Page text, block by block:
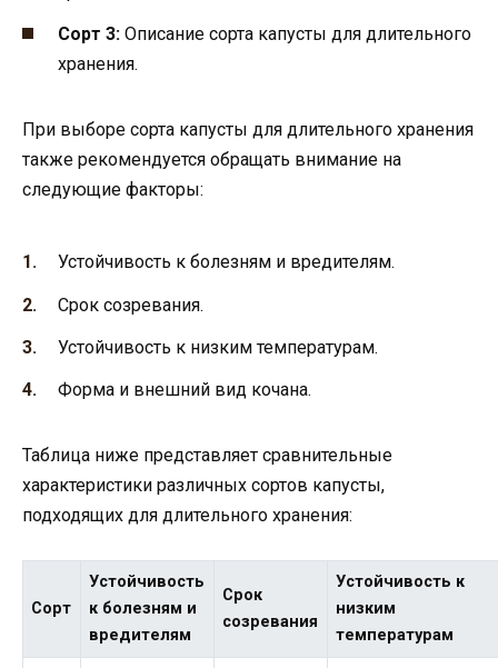
Сорт 3: Описание сорта капусты для длительного
хранения.
При выборе сорта капусты для длительного хранения
также рекомендуется обращать внимание на
следующие факторы:
Устойчивость к болезням и вредителям.
Срок созревания.
Устойчивость к низким температурам.
Форма и внешний вид кочана.
Таблица ниже представляет сравнительные
характеристики различных сортов капусты,
подходящих для длительного хранения:
Сорт
Устойчивость
к болезням и
вредителям
Срок
созревания
Устойчивость к
низким
температурам